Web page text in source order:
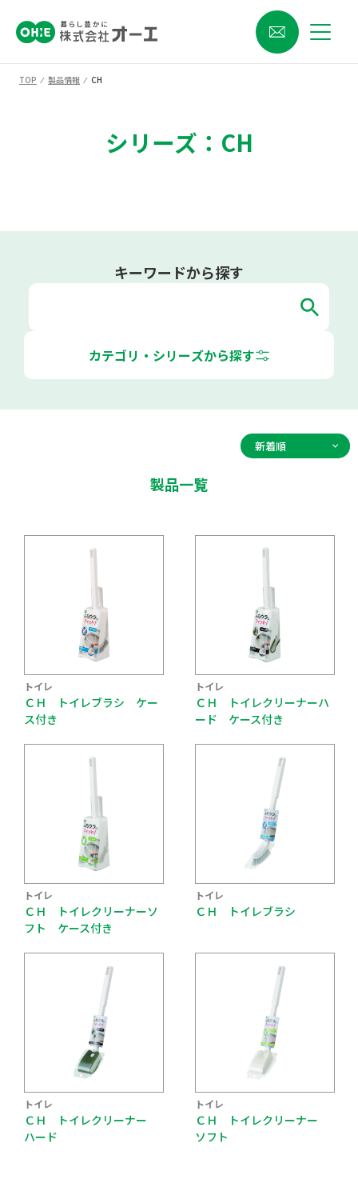
TOP ⁄ 製品情報 ⁄ CH
シリーズ：CH
キーワードから探す
カテゴリ・シリーズから探す
製品一覧
トイレ
ＣＨ トイレブラシ ケー
ス付き
トイレ
ＣＨ トイレクリーナーハ
ード ケース付き
トイレ
ＣＨ トイレクリーナーソ
フト ケース付き
トイレ
ＣＨ トイレブラシ
トイレ
ＣＨ トイレクリーナー
ハード
トイレ
ＣＨ トイレクリーナー
ソフト